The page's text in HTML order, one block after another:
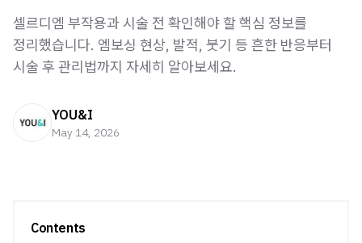
셀르디엠 부작용과 시술 전 확인해야 할 핵심 정보를
정리했습니다. 엠보싱 현상, 발적, 붓기 등 흔한 반응부터
시술 후 관리법까지 자세히 알아보세요.
YOU&I
May 14, 2026
Contents